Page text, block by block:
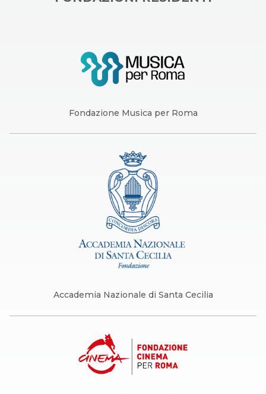
Fondazione Musica per Roma
Accademia Nazionale di Santa Cecilia